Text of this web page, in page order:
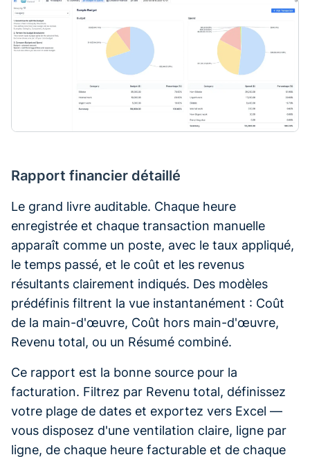
Rapport financier détaillé
Le grand livre auditable. Chaque heure
enregistrée et chaque transaction manuelle
apparaît comme un poste, avec le taux appliqué,
le temps passé, et le coût et les revenus
résultants clairement indiqués. Des modèles
prédéfinis filtrent la vue instantanément : Coût
de la main-d'œuvre, Coût hors main-d'œuvre,
Revenu total, ou un Résumé combiné.
Ce rapport est la bonne source pour la
facturation. Filtrez par Revenu total, définissez
votre plage de dates et exportez vers Excel —
vous disposez d'une ventilation claire, ligne par
ligne, de chaque heure facturable et de chaque